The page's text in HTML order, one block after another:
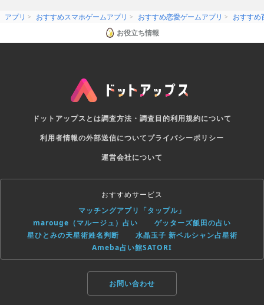
アプリ おすすめスマホゲームアプリ おすすめ恋愛ゲームアプリ
おすすめ
お役立ち情報
ドットアップスとは調査方法・調査目的利用規約について
利用者情報の外部送信についてプライバシーポリシー
運営会社について
おすすめサービス
マッチングアプリ「タップル」
marouge（マルージュ）占い
ゲッターズ飯田の占い
星ひとみの天星術姓名判断
水晶玉子 新ペルシャン占星術
Ameba占い館SATORI
お問い合わせ